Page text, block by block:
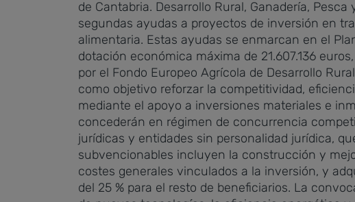
de Cantabria. Desarrollo Rural, Ganadería,
segundas ayudas a proyectos de inversión en
alimentaria. Estas ayudas se enmarcan en el
dotación económica máxima de 21.607.136
por el Fondo Europeo Agrícola de Desarrollo
como objetivo reforzar la competitividad,
mediante el apoyo a inversiones materiales e
concederán en régimen de concurrencia
jurídicas y entidades sin personalidad jurídica,
subvencionables incluyen la construcción y
costes generales vinculados a la inversión, y
del 25 % para el resto de beneficiarios. La